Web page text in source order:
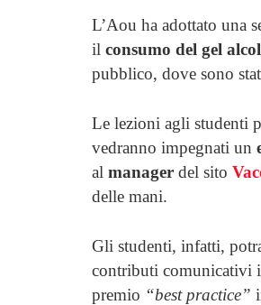
L’Aou ha adottato una
il consumo del gel
pubblico, dove sono
Le lezioni agli studenti
vedranno impegnati un
al manager del sito
delle mani.
Gli studenti, infatti,
contributi comunicativi
premio “best practice”